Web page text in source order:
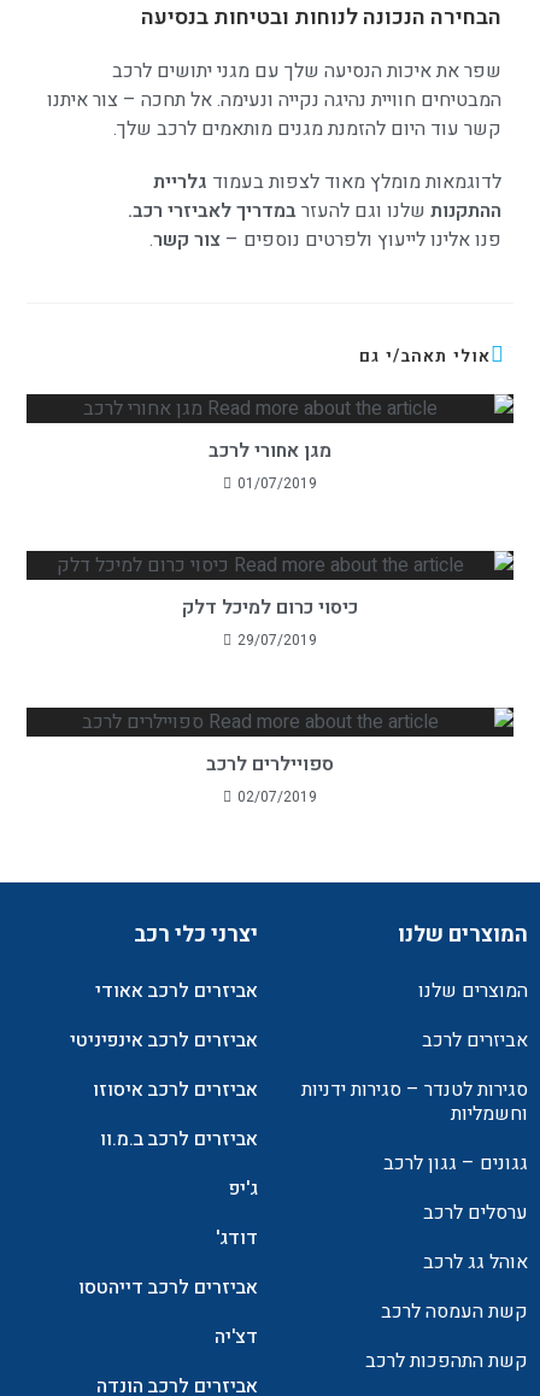
הבחירה הנכונה לנוחות ובטיחות בנסיעה
שפר את איכות הנסיעה שלך עם מגני יתושים לרכב
המבטיחים חוויית נהיגה נקייה ונעימה. אל תחכה – צור איתנו
קשר עוד היום להזמנת מגנים מותאמים לרכב שלך.
לדוגמאות מומלץ מאוד לצפות בעמוד גלריית
ההתקנות שלנו וגם להעזרבמדריך לאביזרי רכב.
פנו אלינו לייעוץ ולפרטים נוספים –צור קשר.
אולי תאהב/י גם
מגן אחורי לרכב
01/07/2019
כיסוי כרום למיכל דלק
29/07/2019
ספויילרים לרכב
02/07/2019
המוצרים שלנו
המוצרים שלנו
אביזרים לרכב
סגירות לטנדר – סגירות ידניות
וחשמליות
גגונים – גגון לרכב
ערסלים לרכב
אוהל גג לרכב
קשת העמסה לרכב
קשת התהפכות לרכב
יצרני כלי רכב
אביזרים לרכב אאודי
אביזרים לרכב אינפיניטי
אביזרים לרכב איסוזו
אביזרים לרכב ב.מ.וו
ג'יפ
דודג'
אביזרים לרכב דייהטסו
דצ'יה
אביזרים לרכב הונדה